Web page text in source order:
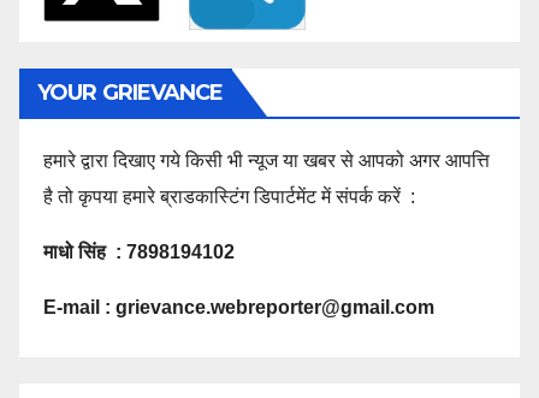
YOUR GRIEVANCE
हमारे द्वारा दिखाए गये किसी भी न्यूज या खबर से आपको अगर आपत्ति
है तो कृपया हमारे ब्राडकास्टिंग डिपार्टमेंट में संपर्क करें :
माधो सिंह : 7898194102
E-mail : grievance.webreporter@gmail.com